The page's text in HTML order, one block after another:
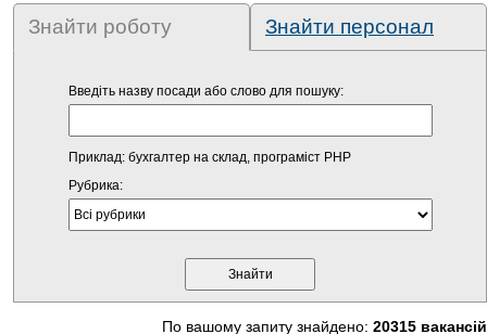
Знайти роботу Знайти персонал
Введіть назву посади або слово для пошуку:
Приклад: бухгалтер на склад, програміст PHP
Рубрика:
По вашому запиту знайдено: 20315 вакансій